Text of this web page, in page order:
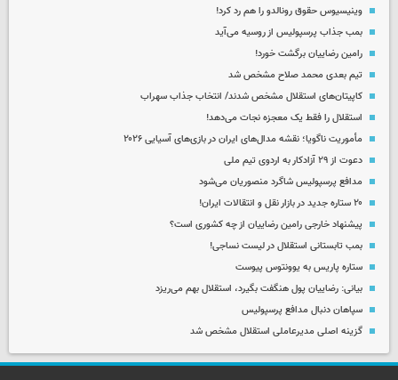
وینیسیوس حقوق رونالدو را هم رد کرد!
بمب جذاب پرسپولیس از روسیه می‌آید
رامین رضاییان برگشت خورد!
تیم بعدی محمد صلاح مشخص شد
کاپیتان‌های استقلال مشخص شدند/ انتخاب جذاب سهراب
استقلال را فقط یک معجزه نجات می‌دهد!
مأموریت ناگویا؛ نقشه مدال‌های ایران در بازی‌های آسیایی ۲۰۲۶
دعوت از ۲۹ آزادکار به اردوی تیم ملی
مدافع پرسپولیس شاگرد منصوریان می‌شود
۲۰ ستاره جدید در بازار نقل و انتقالات ایران!
پیشنهاد خارجی رامین رضاییان از چه کشوری است؟
بمب تابستانی استقلال در لیست نساجی!
ستاره پاریس به یوونتوس پیوست
بیانی: رضاییان پول هنگفت بگیرد، استقلال بهم می‌ریزد
سپاهان دنبال مدافع پرسپولیس
گزینه اصلی مدیرعاملی استقلال مشخص شد